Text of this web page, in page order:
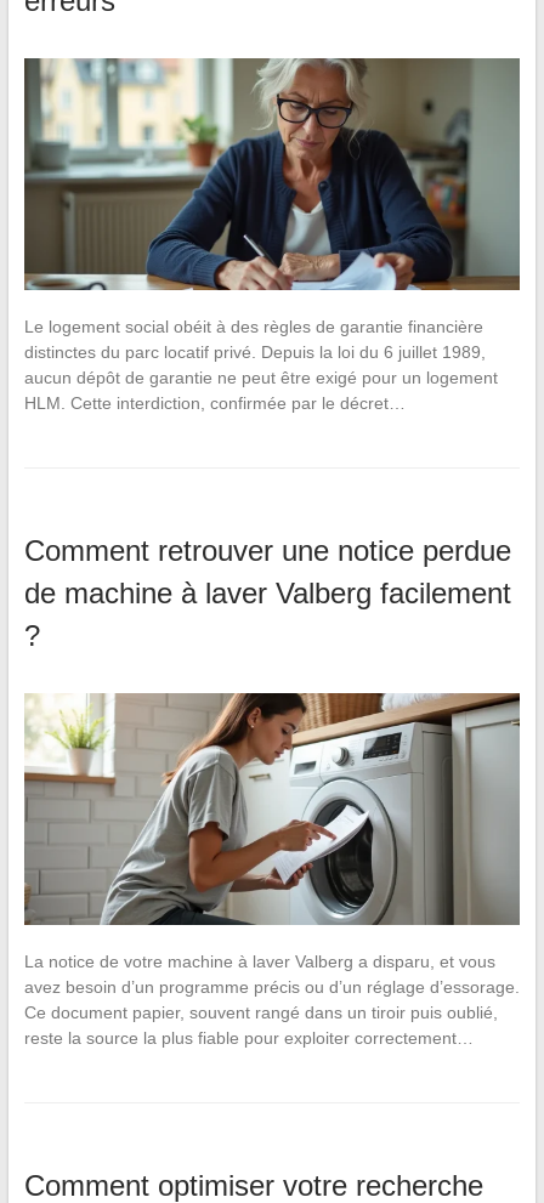
Le logement social obéit à des règles de garantie financière
distinctes du parc locatif privé. Depuis la loi du 6 juillet 1989,
aucun dépôt de garantie ne peut être exigé pour un logement
HLM. Cette interdiction, confirmée par le décret…
Comment retrouver une notice perdue
de machine à laver Valberg facilement
?
La notice de votre machine à laver Valberg a disparu, et vous
avez besoin d’un programme précis ou d’un réglage d’essorage.
Ce document papier, souvent rangé dans un tiroir puis oublié,
reste la source la plus fiable pour exploiter correctement…
Comment optimiser votre recherche